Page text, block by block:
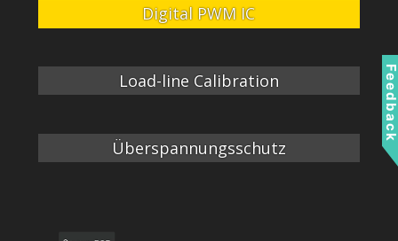
Digital PWM IC
Load-line Calibration
Überspannungsschutz